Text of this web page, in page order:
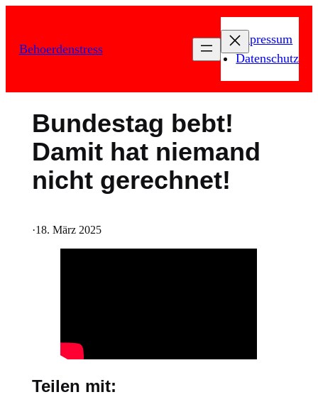
springen
Behoerdenstress
Impressum
Datenschutz
Bundestag bebt!
Damit hat niemand
nicht gerechnet!
·18. März 2025
Teilen mit: